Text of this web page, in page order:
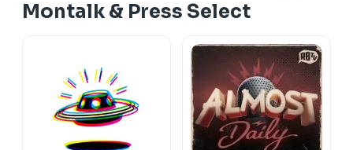
Montalk & Press Select